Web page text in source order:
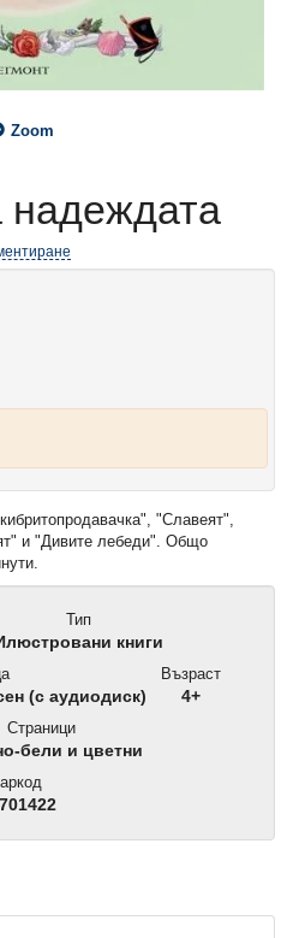
Zoom
надеждата
"Славеят",
и "Дивите лебеди". Общо
Тип
книги
(с аудиодиск)
Възраст
4+
Страници
бели и цветни